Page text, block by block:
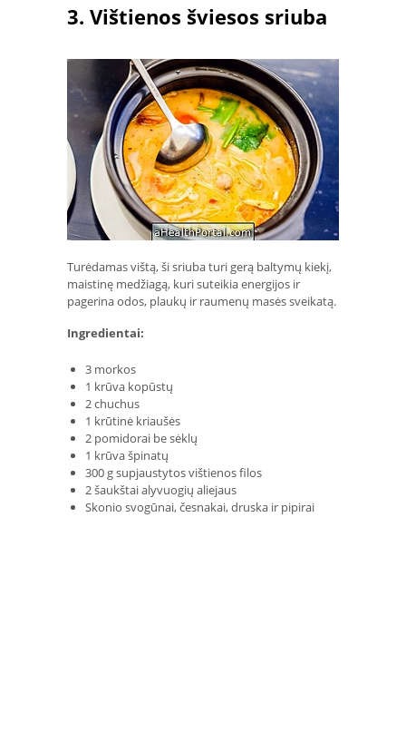
3. Vištienos šviesos sriuba
Turėdamas vištą, ši sriuba turi gerą baltymų kiekį,
maistinę medžiagą, kuri suteikia energijos ir
pagerina odos, plaukų ir raumenų masės sveikatą.
Ingredientai:
3 morkos
1 krūva kopūstų
2 chuchus
1 krūtinė kriaušės
2 pomidorai be sėklų
1 krūva špinatų
300 g supjaustytos vištienos filos
2 šaukštai alyvuogių aliejaus
Skonio svogūnai, česnakai, druska ir pipirai